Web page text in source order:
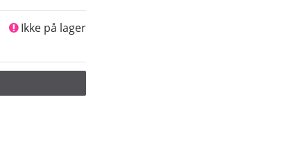
Ikke på lager